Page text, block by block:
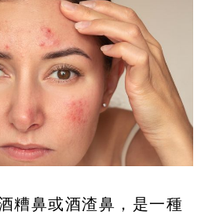
糟鼻或酒渣鼻，是一種